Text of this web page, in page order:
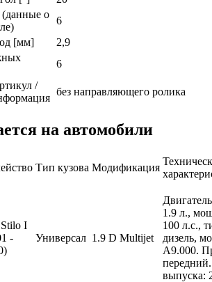
(данные о
6
[мм]
2,9
6
/
без направляющего ролика
на автомобили
Тип кузова Модификация
I
-
Универсал 1.9 D Multijet
1.9 л.,
100 л.с.,
дизель,
A9.000.
выпуска: